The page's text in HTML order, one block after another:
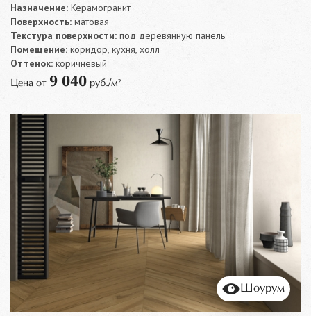
Назначение: Керамогранит
Поверхность: матовая
Текстура поверхности: под деревянную панель
Помещение: коридор, кухня, холл
Оттенок: коричневый
Цена от 9 040 руб./м²
Шоурум